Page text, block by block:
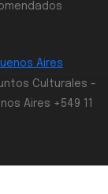
Culturales -
Aires +549 11